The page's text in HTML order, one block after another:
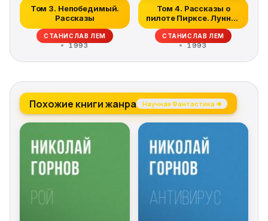
Том 3. Непобедимый.
Рассказы
СТАНИСЛАВ ЛЕМ
1993
Том 4. Рассказы о
пилоте Пирксе. Лунная
ночь
СТАНИСЛАВ ЛЕМ
1993
Похожие книги жанра Научная Фантастика →